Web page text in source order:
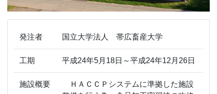
発注者 国立大学法人 帯広畜産大学
工期 平成24年5月18日～平成24年12月26日
施設概要
ＨＡＣＣＰシステムに準拠した施設